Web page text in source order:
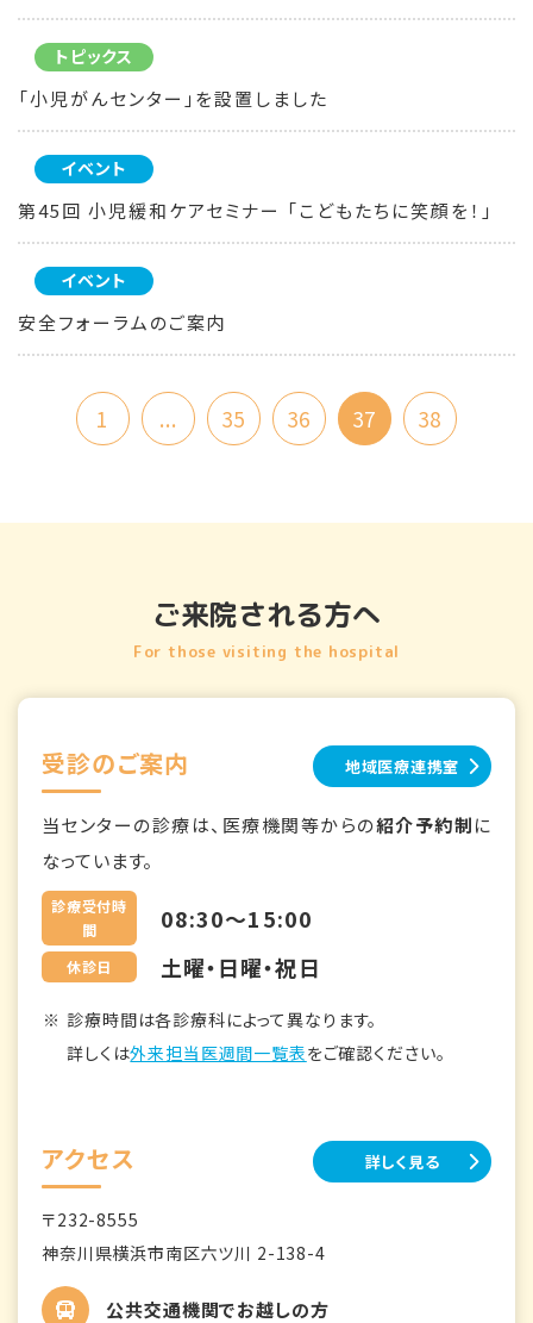
トピックス
「小児がんセンター」を設置しました
イベント
第45回 小児緩和ケアセミナー 「こどもたちに笑顔を！」
イベント
安全フォーラムのご案内
1 ... 35 36 37 38
ご来院される方へ
For those visiting the hospital
受診のご案内 地域医療連携室
当センターの診療は、医療機関等からの紹介予約制に
なっています。
診療受付時
間
08:30～15:00
休診日 土曜・日曜・祝日
診療時間は各診療科によって異なります。
詳しくは外来担当医週間一覧表をご確認ください。
アクセス 詳しく見る
〒232-8555
神奈川県横浜市南区六ツ川 2-138-4
公共交通機関でお越しの方